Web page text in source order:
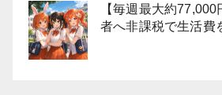
【毎週最大約
者へ非課税で生活費